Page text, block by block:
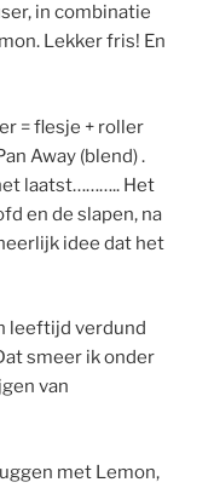
in combinatie
Lekker fris! En
= flesje + roller
Away (blend) .
laatst……….. Het
en de slapen, na
idee dat het
leeftijd verdund
smeer ik onder
van
met Lemon,